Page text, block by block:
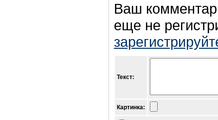
Ваш
еще не
Текст:
Картинка: